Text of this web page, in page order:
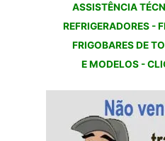
ASSISTÊNCIA
REFRIGERADORES -
FRIGOBARES DE
E MODELOS -